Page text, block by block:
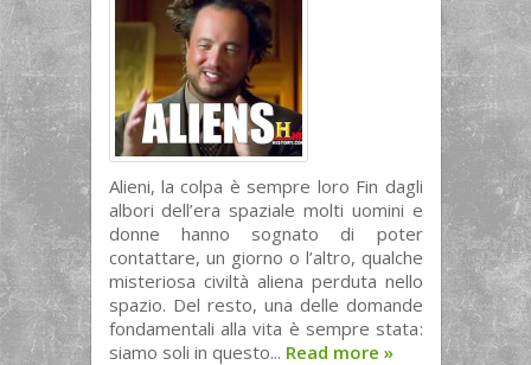
Alieni, la colpa è sempre loro Fin dagli
albori dell’era spaziale molti uomini e
donne hanno sognato di poter
contattare, un giorno o l’altro, qualche
misteriosa civiltà aliena perduta nello
spazio. Del resto, una delle domande
fondamentali alla vita è sempre stata:
siamo soli in questo... Read more »